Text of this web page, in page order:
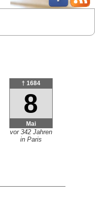
† 1684
8
Mai
vor 342 Jahren
in Paris